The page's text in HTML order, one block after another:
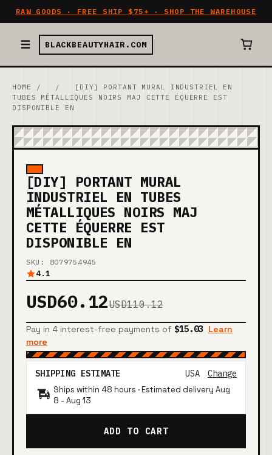
RAW GOODS · FREE SHIP $75+ · SHOP THE WAREHOUSE
BLACKBEAUTYHAIR.COM
HOME / /
[DIY] PORTANT MURAL INDUSTRIEL EN
TUBES MÉTALLIQUES NOIRS MAJ CETTE ÉQUERRE EST
DISPONIBLE EN
[DIY] PORTANT MURAL
INDUSTRIEL EN TUBES
MÉTALLIQUES NOIRS MAJ
CETTE ÉQUERRE EST
DISPONIBLE EN
SKU: 8079754945
4.1
USD60.12USD110.12
Pay in 4 interest-free payments of $15.03 Learn
more
SHIPPING ESTIMATE USA Change
Ships within 48 hours · Estimated delivery Aug
8 - Aug 13
ADD TO CART